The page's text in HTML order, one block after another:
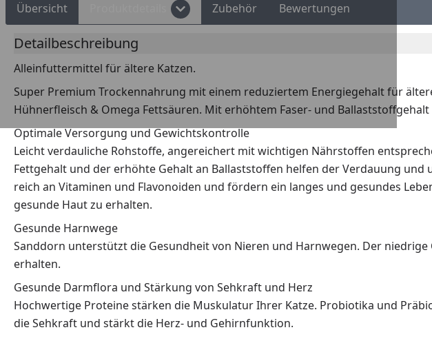
Übersicht Zubehör Bewertungen
Detailbeschreibung
Alleinfuttermittel für ältere Katzen.
Super Premium Trockennahrung mit einem reduziertem Energiegehalt für
Hühnerfleisch & Omega Fettsäuren. Mit erhöhtem Faser- und
Optimale Versorgung und Gewichtskontrolle
Leicht verdauliche Rohstoffe, angereichert mit wichtigen Nährstoffen
Fettgehalt und der erhöhte Gehalt an Ballaststoffen helfen der Verdauung
reich an Vitaminen und Flavonoiden und fördern ein langes und gesundes
gesunde Haut zu erhalten.
Gesunde Harnwege
Sanddorn unterstützt die Gesundheit von Nieren und Harnwegen. Der
erhalten.
Gesunde Darmflora und Stärkung von Sehkraft und Herz
Hochwertige Proteine stärken die Muskulatur Ihrer Katze. Probiotika und
die Sehkraft und stärkt die Herz- und Gehirnfunktion.